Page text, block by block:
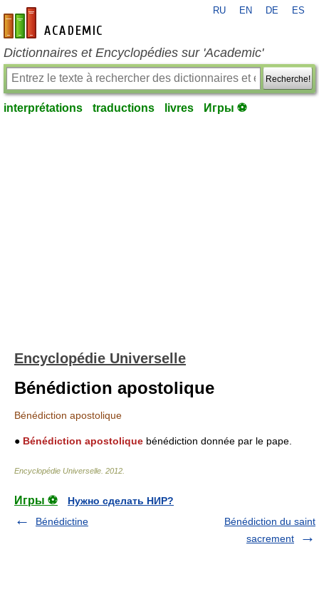
fr-academic.com
RU EN DE ES
Dictionnaires et Encyclopédies sur 'Academic'
Recherche!
interprétations traductions livres Игры ⚽
Encyclopédie Universelle
Bénédiction apostolique
Bénédiction apostolique
● Bénédiction apostolique bénédiction donnée par le pape.
Encyclopédie Universelle 2012
Игры ⚽
Нужно сделать НИР?
Bénédictine
Bénédiction du saint
sacrement